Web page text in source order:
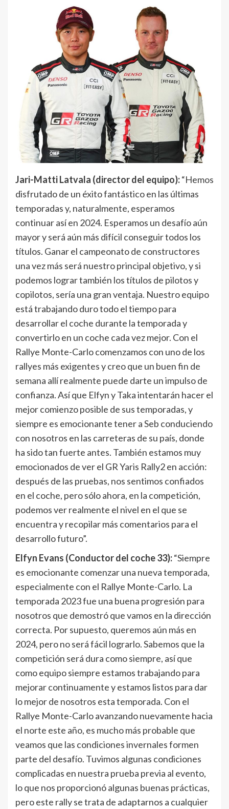
Jari-Matti Latvala (director del equipo):“Hemos
disfrutado de un éxito fantástico en las últimas
temporadas y, naturalmente, esperamos
continuar así en 2024. Esperamos un desafío aún
mayor y será aún más difícil conseguir todos los
títulos. Ganar el campeonato de constructores
una vez más será nuestro principal objetivo, y si
podemos lograr también los títulos de pilotos y
copilotos, sería una gran ventaja. Nuestro equipo
está trabajando duro todo el tiempo para
desarrollar el coche durante la temporada y
convertirlo en un coche cada vez mejor. Con el
Rallye Monte-Carlo comenzamos con uno de los
rallyes más exigentes y creo que un buen fin de
semana allí realmente puede darte un impulso de
confianza. Así que Elfyn y Taka intentarán hacer el
mejor comienzo posible de sus temporadas, y
siempre es emocionante tener a Seb conduciendo
con nosotros en las carreteras de su país, donde
ha sido tan fuerte antes. También estamos muy
emocionados de ver el GR Yaris Rally2 en acción:
después de las pruebas, nos sentimos confiados
en el coche, pero sólo ahora, en la competición,
podemos ver realmente el nivel en el que se
encuentra y recopilar más comentarios para el
desarrollo futuro”.
Elfyn Evans (Conductor del coche 33):“Siempre
es emocionante comenzar una nueva temporada,
especialmente con el Rallye Monte-Carlo. La
temporada 2023 fue una buena progresión para
nosotros que demostró que vamos en la dirección
correcta. Por supuesto, queremos aún más en
2024, pero no será fácil lograrlo. Sabemos que la
competición será dura como siempre, así que
como equipo siempre estamos trabajando para
mejorar continuamente y estamos listos para dar
lo mejor de nosotros esta temporada. Con el
Rallye Monte-Carlo avanzando nuevamente hacia
el norte este año, es mucho más probable que
veamos que las condiciones invernales formen
parte del desafío. Tuvimos algunas condiciones
complicadas en nuestra prueba previa al evento,
lo que nos proporcionó algunas buenas prácticas,
pero este rally se trata de adaptarnos a cualquier